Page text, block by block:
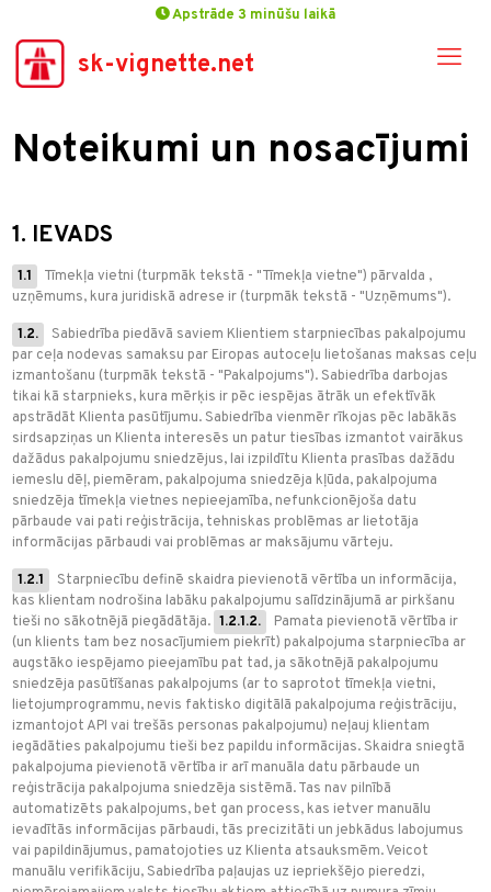
Apstrāde 3 minūšu laikā
sk-vignette.net
Noteikumi un nosacījumi
1. IEVADS
1.1 Tīmekļa vietni (turpmāk tekstā - "Tīmekļa vietne") pārvalda ,
uzņēmums, kura juridiskā adrese ir (turpmāk tekstā - "Uzņēmums").
1.2.
Sabiedrība piedāvā saviem Klientiem starpniecības pakalpojumu
par ceļa nodevas samaksu par Eiropas autoceļu lietošanas maksas ceļu
izmantošanu (turpmāk tekstā - "Pakalpojums"). Sabiedrība darbojas
tikai kā starpnieks, kura mērķis ir pēc iespējas ātrāk un efektīvāk
apstrādāt Klienta pasūtījumu. Sabiedrība vienmēr rīkojas pēc labākās
sirdsapziņas un Klienta interesēs un patur tiesības izmantot vairākus
dažādus pakalpojumu sniedzējus, lai izpildītu Klienta prasības dažādu
iemeslu dēļ, piemēram, pakalpojuma sniedzēja kļūda, pakalpojuma
sniedzēja tīmekļa vietnes nepieejamība, nefunkcionējoša datu
pārbaude vai pati reģistrācija, tehniskas problēmas ar lietotāja
informācijas pārbaudi vai problēmas ar maksājumu vārteju.
1.2.1
Starpniecību definē skaidra pievienotā vērtība un informācija,
kas klientam nodrošina labāku pakalpojumu salīdzinājumā ar pirkšanu
tieši no sākotnējā piegādātāja. 1.2.1.2.
Pamata pievienotā vērtība ir
(un klients tam bez nosacījumiem piekrīt) pakalpojuma starpniecība ar
augstāko iespējamo pieejamību pat tad, ja sākotnējā pakalpojumu
sniedzēja pasūtīšanas pakalpojums (ar to saprotot tīmekļa vietni,
lietojumprogrammu, nevis faktisko digitālā pakalpojuma reģistrāciju,
izmantojot API vai trešās personas pakalpojumu) neļauj klientam
iegādāties pakalpojumu tieši bez papildu informācijas. Skaidra sniegtā
pakalpojuma pievienotā vērtība ir arī manuāla datu pārbaude un
reģistrācija pakalpojuma sniedzēja sistēmā. Tas nav pilnībā
automatizēts pakalpojums, bet gan process, kas ietver manuālu
ievadītās informācijas pārbaudi, tās precizitāti un jebkādus labojumus
vai papildinājumus, pamatojoties uz Klienta atsauksmēm. Veicot
manuālu verifikāciju, Sabiedrība paļaujas uz iepriekšējo pieredzi,